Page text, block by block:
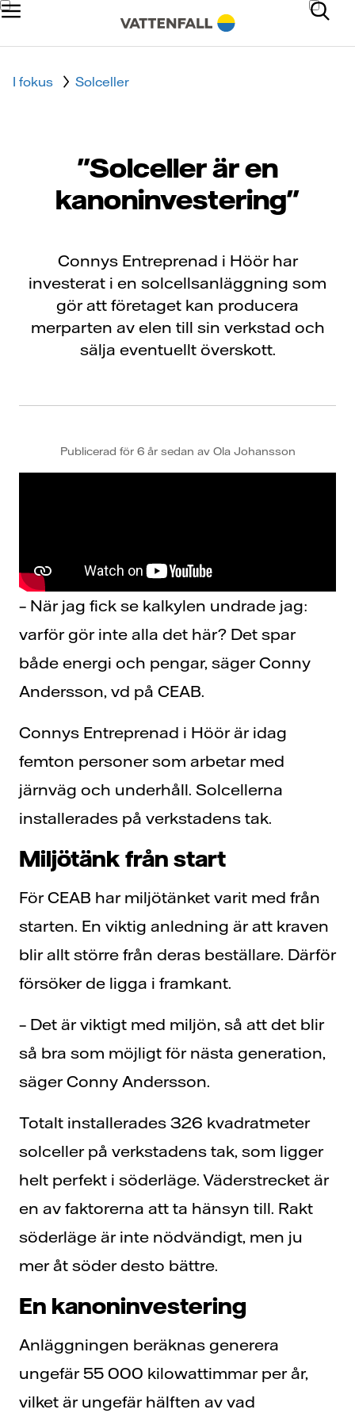
I fokus Solceller
"Solceller är en
kanoninvestering"
Connys Entreprenad i Höör har
investerat i en solcellsanläggning som
gör att företaget kan producera
merparten av elen till sin verkstad och
sälja eventuellt överskott.
Publicerad för 6 år sedan av Ola Johansson
– När jag fick se kalkylen undrade jag:
varför gör inte alla det här? Det spar
både energi och pengar, säger Conny
Andersson, vd på CEAB.
Connys Entreprenad i Höör är idag
femton personer som arbetar med
järnväg och underhåll. Solcellerna
installerades på verkstadens tak.
Miljötänk från start
För CEAB har miljötänket varit med från
starten. En viktig anledning är att kraven
blir allt större från deras beställare. Därför
försöker de ligga i framkant.
– Det är viktigt med miljön, så att det blir
så bra som möjligt för nästa generation,
säger Conny Andersson.
Totalt installerades 326 kvadratmeter
solceller på verkstadens tak, som ligger
helt perfekt i söderläge. Väderstrecket är
en av faktorerna att ta hänsyn till. Rakt
söderläge är inte nödvändigt, men ju
mer åt söder desto bättre.
En kanoninvestering
Anläggningen beräknas generera
ungefär 55 000 kilowattimmar per år,
vilket är ungefär hälften av vad